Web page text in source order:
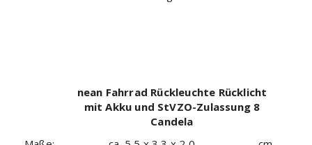
nean Fahrrad Rückleuchte Rücklicht
mit Akku und StVZO-Zulassung 8
Candela